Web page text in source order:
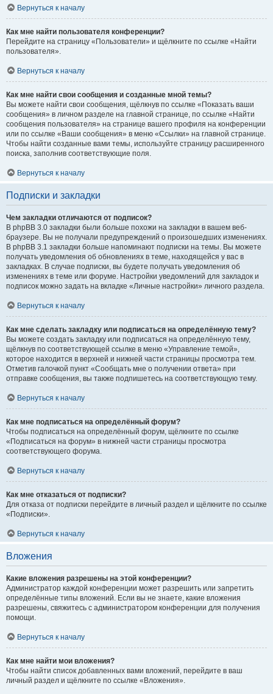
Вернуться к началу
Как мне найти пользователя конференции?
Перейдите на страницу «Пользователи» и щёлкните по ссылке «Найти
пользователя».
Вернуться к началу
Как мне найти свои сообщения и созданные мной темы?
Вы можете найти свои сообщения, щёлкнув по ссылке «Показать ваши
сообщения» в личном разделе на главной странице, по ссылке «Найти
сообщения пользователя» на странице вашего профиля на конференции
или по ссылке «Ваши сообщения» в меню «Ссылки» на главной странице.
Чтобы найти созданные вами темы, используйте страницу расширенного
поиска, заполнив соответствующие поля.
Вернуться к началу
Подписки и закладки
Чем закладки отличаются от подписок?
В phpBB 3.0 закладки были больше похожи на закладки в вашем веб-
браузере. Вы не получали предупреждений о произошедших изменениях.
В phpBB 3.1 закладки больше напоминают подписки на темы. Вы можете
получать уведомления об обновлениях в теме, находящейся у вас в
закладках. В случае подписки, вы будете получать уведомления об
изменениях в теме или форуме. Настройки уведомлений для закладок и
подписок можно задать на вкладке «Личные настройки» личного раздела.
Вернуться к началу
Как мне сделать закладку или подписаться на определённую тему?
Вы можете создать закладку или подписаться на определённую тему,
щёлкнув по соответствующей ссылке в меню «Управление темой»,
которое находится в верхней и нижней части страницы просмотра тем.
Отметив галочкой пункт «Сообщать мне о получении ответа» при
отправке сообщения, вы также подпишетесь на соответствующую тему.
Вернуться к началу
Как мне подписаться на определённый форум?
Чтобы подписаться на определённый форум, щёлкните по ссылке
«Подписаться на форум» в нижней части страницы просмотра
соответствующего форума.
Вернуться к началу
Как мне отказаться от подписки?
Для отказа от подписки перейдите в личный раздел и щёлкните по ссылке
«Подписки».
Вернуться к началу
Вложения
Какие вложения разрешены на этой конференции?
Администратор каждой конференции может разрешить или запретить
определённые типы вложений. Если вы не знаете, какие вложения
разрешены, свяжитесь с администратором конференции для получения
помощи.
Вернуться к началу
Как мне найти мои вложения?
Чтобы найти список добавленных вами вложений, перейдите в ваш
личный раздел и щёлкните по ссылке «Вложения».